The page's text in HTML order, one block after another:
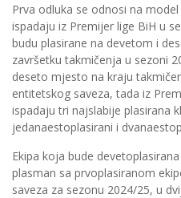
Prva odluka se odnosi na
ispadaju iz Premijer lige BiH u
budu plasirane na devetom i
završetku takmičenja u sezoni
deseto mjesto na kraju
entitetskog saveza, tada iz
ispadaju tri najslabije plasirana
jedanaestoplasirani i
Ekipa koja bude
plasman sa prvoplasiranom
saveza za sezonu 2024/25, u